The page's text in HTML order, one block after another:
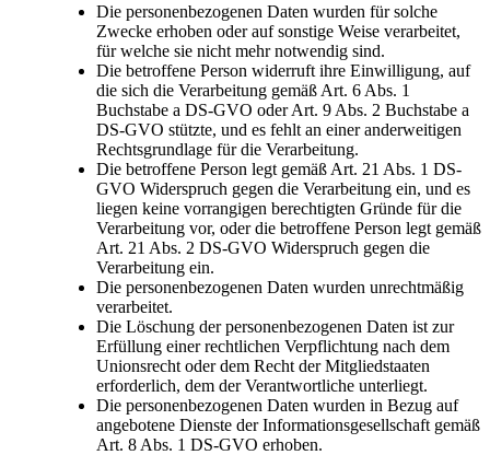
Die personenbezogenen Daten wurden für solche
Zwecke erhoben oder auf sonstige Weise verarbeitet,
für welche sie nicht mehr notwendig sind.
Die betroffene Person widerruft ihre Einwilligung, auf
die sich die Verarbeitung gemäß Art. 6 Abs. 1
Buchstabe a DS-GVO oder Art. 9 Abs. 2 Buchstabe a
DS-GVO stützte, und es fehlt an einer anderweitigen
Rechtsgrundlage für die Verarbeitung.
Die betroffene Person legt gemäß Art. 21 Abs. 1 DS-
GVO Widerspruch gegen die Verarbeitung ein, und es
liegen keine vorrangigen berechtigten Gründe für die
Verarbeitung vor, oder die betroffene Person legt gemäß
Art. 21 Abs. 2 DS-GVO Widerspruch gegen die
Verarbeitung ein.
Die personenbezogenen Daten wurden unrechtmäßig
verarbeitet.
Die Löschung der personenbezogenen Daten ist zur
Erfüllung einer rechtlichen Verpflichtung nach dem
Unionsrecht oder dem Recht der Mitgliedstaaten
erforderlich, dem der Verantwortliche unterliegt.
Die personenbezogenen Daten wurden in Bezug auf
angebotene Dienste der Informationsgesellschaft gemäß
Art. 8 Abs. 1 DS-GVO erhoben.